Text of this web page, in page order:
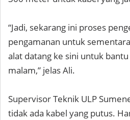
“Jadi, sekarang ini proses
pengamanan untuk
alat datang ke sini untuk
malam,” jelas Ali.
Supervisor Teknik ULP
tidak ada kabel yang putus.